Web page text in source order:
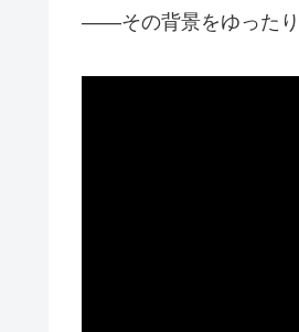
――その背景をゆったり